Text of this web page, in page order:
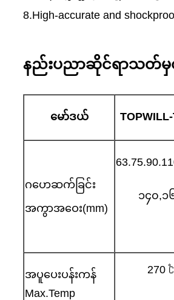
8.High-accurate and
နည်းပညာဆိုင်ရာသတ်
မော်ဒယ်
ဂဟေဆက်ခြင်း
အကွာအဝေး(mm)
၁၄၀,၁
အပူပေးပန်းကန်
Max.Temp
270 ℃